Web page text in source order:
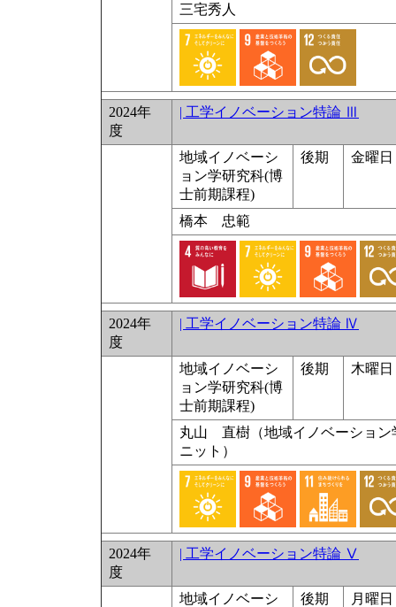
三宅秀人
2024年
度
| 工学イノベーション特論 Ⅲ
地域イノベーシ
ョン学研究科(博
士前期課程)
後期 金曜日
橋本 忠範
2024年
度
| 工学イノベーション特論 Ⅳ
地域イノベーシ
ョン学研究科(博
士前期課程)
後期 木曜日
丸山 直樹（地域イノベーショ
ニット）
2024年
度
| 工学イノベーション特論 Ⅴ
地域イノベーシ
後期 月曜